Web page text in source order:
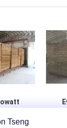
Tseng